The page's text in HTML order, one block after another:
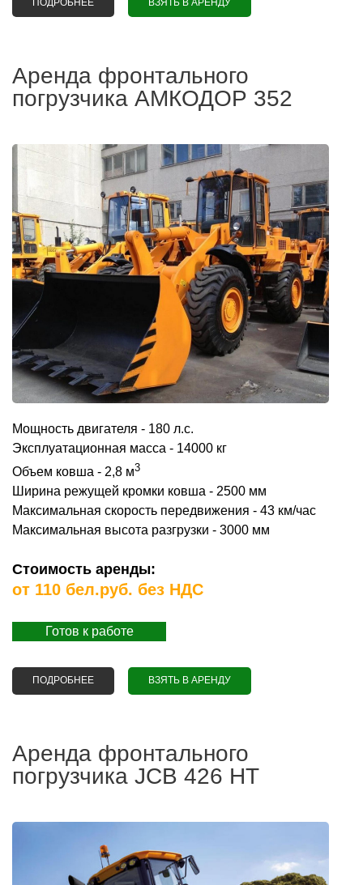
342С4 В МИНСКЕ
Аренда фронтального
погрузчика АМКОДОР 352
Мощность двигателя - 180 л.с.
Эксплуатационная масса - 14000 кг
Объем ковша - 2,8 м3
Ширина режущей кромки ковша - 2500 мм
Максимальная скорость передвижения - 43 км/час
Максимальная высота разгрузки - 3000 мм
Стоимость аренды:
от 110 бел.руб. без НДС
Готов к работе
ПОДРОБНЕЕ
О АРЕНДА ФРОНТАЛЬНОГО ПОГРУЗЧИКА АМКОДОР
352
ВЗЯТЬ В АРЕНДУ
Аренда фронтального
погрузчика JCB 426 HT